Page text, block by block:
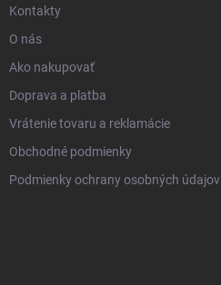
Kontakty
O nás
Ako nakupovať
Doprava a platba
Vrátenie tovaru a reklamácie
Obchodné podmienky
Podmienky ochrany osobných údajov